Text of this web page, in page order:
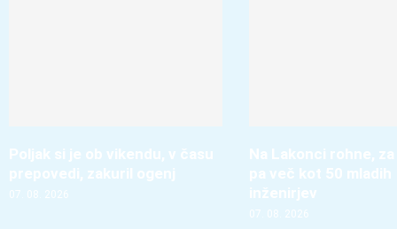
Poljak si je ob vikendu, v času
prepovedi, zakuril ogenj
07. 08. 2026
Na Lakonci rohne,
pa več kot 50 mladih
inženirjev
07. 08. 2026